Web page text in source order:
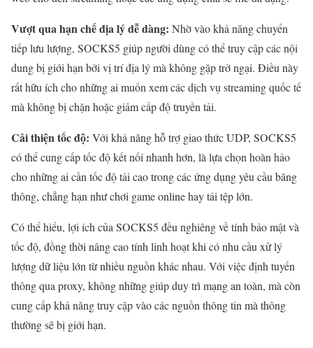
Vượt qua hạn chế địa lý dễ dàng: Nhờ vào khả năng chuyển
tiếp lưu lượng, SOCKS5 giúp người dùng có thể truy cập các nội
dung bị giới hạn bởi vị trí địa lý mà không gặp trở ngại. Điều này
rất hữu ích cho những ai muốn xem các dịch vụ streaming quốc tế
mà không bị chặn hoặc giảm cấp độ truyền tải.
Cải thiện tốc độ: Với khả năng hỗ trợ giao thức UDP, SOCKS5
có thể cung cấp tốc độ kết nối nhanh hơn, là lựa chọn hoàn hảo
cho những ai cần tốc độ tải cao trong các ứng dụng yêu cầu băng
thông, chẳng hạn như chơi game online hay tải tệp lớn.
Có thể hiểu, lợi ích của SOCKS5 đều nghiêng về tính bảo mật và
tốc độ, đồng thời nâng cao tính linh hoạt khi có nhu cầu xử lý
lượng dữ liệu lớn từ nhiều nguồn khác nhau. Với việc định tuyến
thông qua proxy, không những giúp duy trì mạng an toàn, mà còn
cung cấp khả năng truy cập vào các nguồn thông tin mà thông
thường sẽ bị giới hạn.